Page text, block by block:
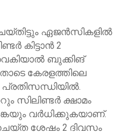
ഏജൻസികളിൽ
കിട്ടാൻ 2
ബുക്കിങ്
കേരളത്തിലെ
സിലിണ്ടർ ക്ഷാമം
വർധിക്കുകയാണ്.
ശേഷം 2 ദിവസം